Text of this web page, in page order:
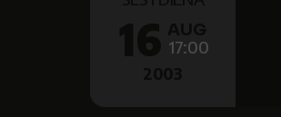
17:00